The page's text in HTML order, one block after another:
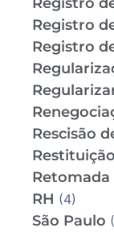
Registro
Registro
Registro
Rescisão
RH (4)
São Paulo